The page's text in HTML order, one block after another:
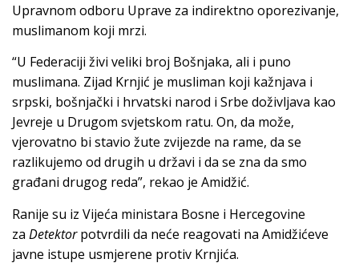
Upravnom odboru Uprave za indirektno oporezivanje,
muslimanom koji mrzi.
“U Federaciji živi veliki broj Bošnjaka, ali i puno
muslimana. Zijad Krnjić je musliman koji kažnjava i
srpski, bošnjački i hrvatski narod i Srbe doživljava kao
Jevreje u Drugom svjetskom ratu. On, da može,
vjerovatno bi stavio žute zvijezde na rame, da se
razlikujemo od drugih u državi i da se zna da smo
građani drugog reda”, rekao je Amidžić.
Ranije su iz Vijeća ministara Bosne i Hercegovine
za Detektorpotvrdili da neće reagovati na Amidžićeve
javne istupe usmjerene protiv Krnjića.